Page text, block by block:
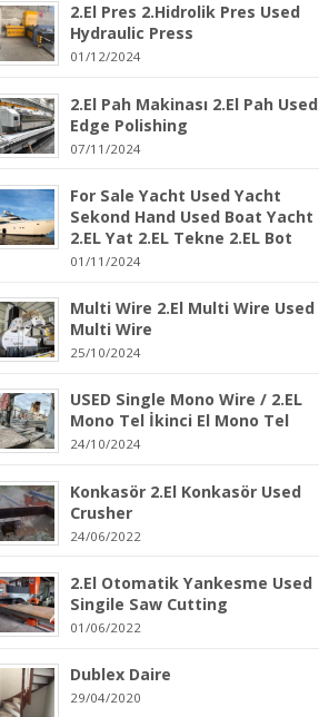
2.El Pres 2.Hidrolik Pres Used
Hydraulic Press
01/12/2024
2.El Pah Makinası 2.El Pah Used
Edge Polishing
07/11/2024
For Sale Yacht Used Yacht
Sekond Hand Used Boat Yacht
2.EL Yat 2.EL Tekne 2.EL Bot
01/11/2024
Multi Wire 2.El Multi Wire Used
Multi Wire
25/10/2024
USED Single Mono Wire / 2.EL
Mono Tel İkinci El Mono Tel
24/10/2024
Konkasör 2.El Konkasör Used
Crusher
24/06/2022
2.El Otomatik Yankesme Used
Singile Saw Cutting
01/06/2022
Dublex Daire
29/04/2020